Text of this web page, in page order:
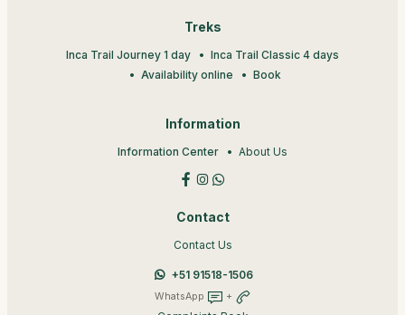
Treks
Inca Trail Journey 1 day
Inca Trail Classic 4 days
Availability online
Book
Information
Information Center About Us
Contact
Contact Us
+51 91518-1506
WhatsApp +